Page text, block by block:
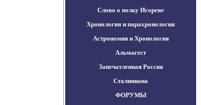
Слово о полку Игореве
Хронология и парахронология
Астрономия и Хронология
Альмагест
Запечатленная Россия
Сталиниана
ФОРУМЫ